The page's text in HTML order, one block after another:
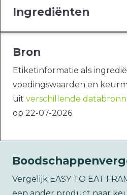
Ingrediënten
Bron
Etiketinformatie als
voedingswaarden en
uit verschillende
op 22-07-2026.
Vergelijk EASY TO EAT